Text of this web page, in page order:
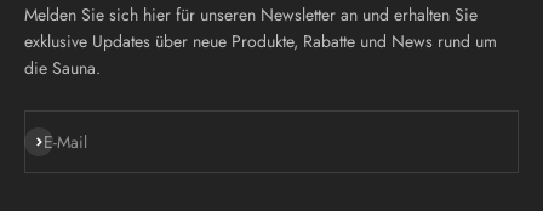
Melden Sie sich hier für unseren Newsletter an und erhalten Sie
exklusive Updates über neue Produkte, Rabatte und News rund um
die Sauna.
E-Mail
Abonnieren